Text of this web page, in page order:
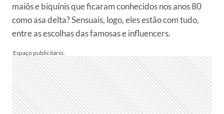
maiôs e biquínis que ficaram conhecidos nos anos 80
como asa delta? Sensuais, logo, eles estão com tudo,
entre as escolhas das famosas e influencers.